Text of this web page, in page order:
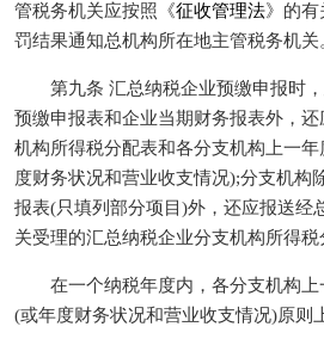
管税务机关应按照《征收管理法》的有
罚结果通知总机构所在地主管税务机关
第九条 汇总纳税企业预缴申报时，
预缴申报表和企业当期财务报表外，
机构所得税分配表和各分支机构上一
度财务状况和营业收支情况);分支机构
报表(只填列部分项目)外，还应报送经
关受理的汇总纳税企业分支机构所得税
在一个纳税年度内，各分支机构上
(或年度财务状况和营业收支情况)原则